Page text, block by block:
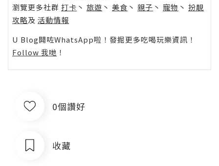
瀏覽更多社群 打卡 丶 旅遊 丶 美食 丶 親子 丶 寵物 丶 扮靚
攻略及 活動情報
U Blog開咗WhatsApp啦！發掘更多吃喝玩樂資訊！
Follow 我哋 ！
0個讚好
收藏